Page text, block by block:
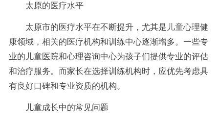
太原的医疗水平
太原市的医疗水平在不断提升，尤其是儿童心理健
康领域，相关的医疗机构和训练中心逐渐增多。一些专
业的儿童医院和心理咨询中心为孩子们提供专业的评估
和治疗服务。而家长在选择训练机构时，应优先考虑具
有良好口碑和专业资质的机构。
儿童成长中的常见问题